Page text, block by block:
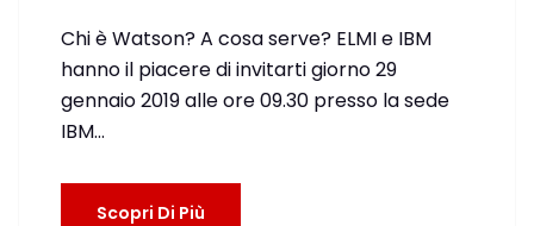
Chi è Watson? A cosa serve? ELMI e IBM
hanno il piacere di invitarti giorno 29
gennaio 2019 alle ore 09.30 presso la sede
IBM…
Scopri Di Più